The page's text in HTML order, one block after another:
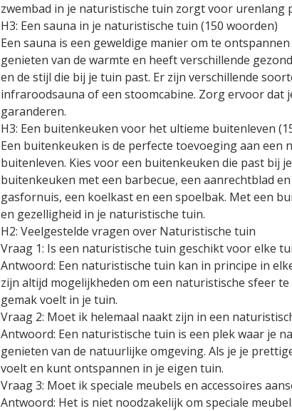
zwembad in je naturistische tuin zorgt voor urenlang
H3: Een sauna in je naturistische tuin (150 woorden)
Een sauna is een geweldige manier om te
genieten van de warmte en heeft verschillende
en de stijl die bij je tuin past. Er zijn verschillende
infraroodsauna of een stoomcabine. Zorg ervoor dat
garanderen.
H3: Een buitenkeuken voor het ultieme buitenleven
Een buitenkeuken is de perfecte toevoeging aan
buitenleven. Kies voor een buitenkeuken die past bij
buitenkeuken met een barbecue, een aanrechtblad
gasfornuis, een koelkast en een spoelbak. Met een
en gezelligheid in je naturistische tuin.
H2: Veelgestelde vragen over Naturistische tuin
Vraag 1: Is een naturistische tuin geschikt voor elke
Antwoord: Een naturistische tuin kan in principe in
zijn altijd mogelijkheden om een naturistische sfeer
gemak voelt in je tuin.
Vraag 2: Moet ik helemaal naakt zijn in een
Antwoord: Een naturistische tuin is een plek waar je
genieten van de natuurlijke omgeving. Als je je
voelt en kunt ontspannen in je eigen tuin.
Vraag 3: Moet ik speciale meubels en accessoires
Antwoord: Het is niet noodzakelijk om speciale